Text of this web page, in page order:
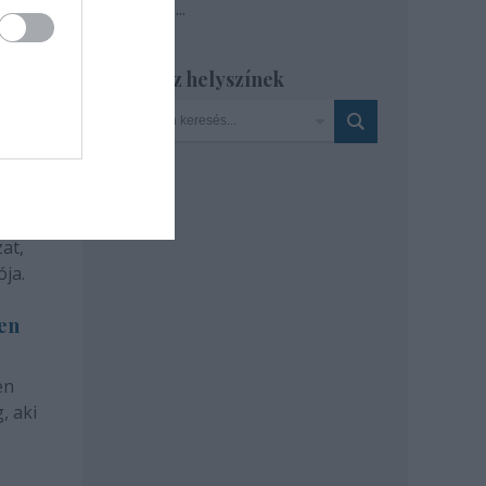
aki
...
Szinház helyszínek